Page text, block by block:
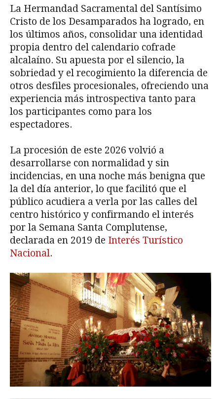
La Hermandad Sacramental del Santísimo
Cristo de los Desamparados ha logrado, en
los últimos años, consolidar una identidad
propia dentro del calendario cofrade
alcalaíno. Su apuesta por el silencio, la
sobriedad y el recogimiento la diferencia de
otros desfiles procesionales, ofreciendo una
experiencia más introspectiva tanto para
los participantes como para los
espectadores.
La procesión de este 2026 volvió a
desarrollarse con normalidad y sin
incidencias, en una noche más benigna que
la del día anterior, lo que facilitó que el
público acudiera a verla por las calles del
centro histórico y confirmando el interés
por la Semana Santa Complutense,
declarada en 2019 de Interés Turístico
Nacional.